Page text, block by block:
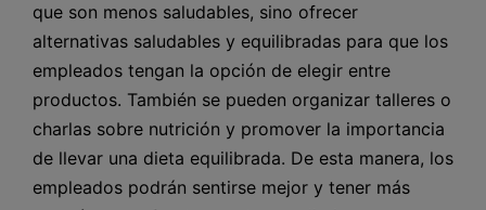
que son menos saludables, sino ofrecer
alternativas saludables y equilibradas para que los
empleados tengan la opción de elegir entre
productos. También se pueden organizar talleres o
charlas sobre nutrición y promover la importancia
de llevar una dieta equilibrada. De esta manera, los
empleados podrán sentirse mejor y tener más